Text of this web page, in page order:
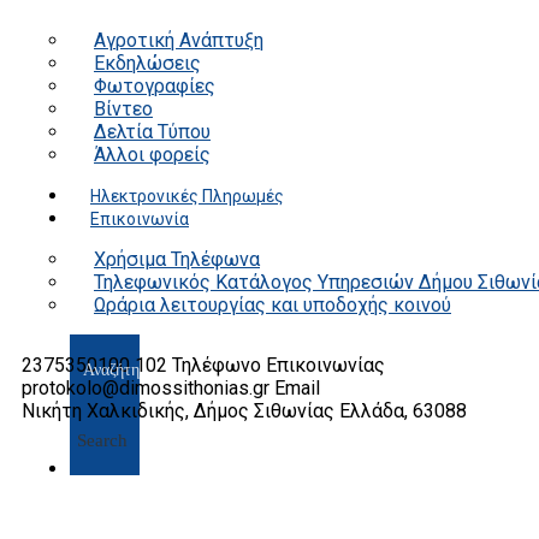
Αγροτική Ανάπτυξη
Εκδηλώσεις
Φωτογραφίες
Βίντεο
Δελτία Τύπου
Άλλοι φορείς
Ηλεκτρονικές Πληρωμές
Επικοινωνία
Χρήσιμα Τηλέφωνα
Τηλεφωνικός Κατάλογος Υπηρεσιών Δήμου
Ωράρια λειτουργίας και υποδοχής κοινού
Search
2375350100 102 Τηλέφωνο Επικοινωνίας
protokolo@dimossithonias.gr Email
Νικήτη Χαλκιδικής, Δήμος Σιθωνίας Ελλάδα, 63088